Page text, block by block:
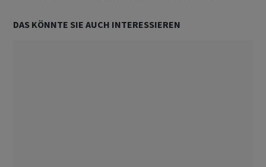
DAS KÖNNTE SIE AUCH INTERESSIEREN